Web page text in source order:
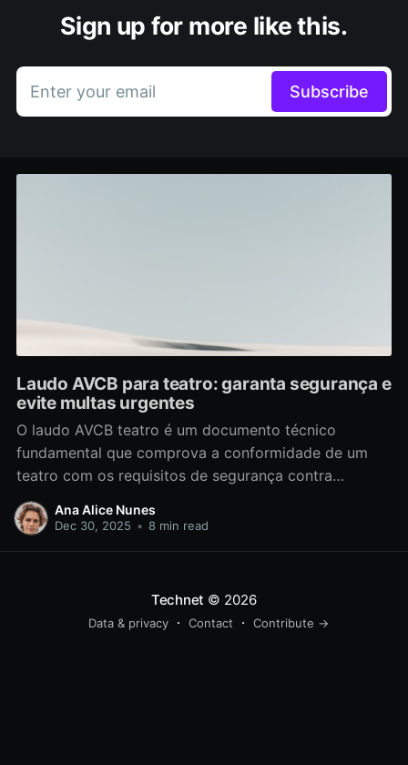
Sign up for more like this.
Enter your email Subscribe
Laudo AVCB para teatro: garanta segurança e
evite multas urgentes
O laudo AVCB teatro é um documento técnico
fundamental que comprova a conformidade de um
teatro com os requisitos de segurança contra
incêndios exigidos pelo Corpo de Bombeiros Militar.
avcb dos bombeiros -se de uma certidão que valida
Ana Alice Nunes
Dec 30, 2025 • 8 min read
Technet © 2026
Data & privacy Contact Contribute →